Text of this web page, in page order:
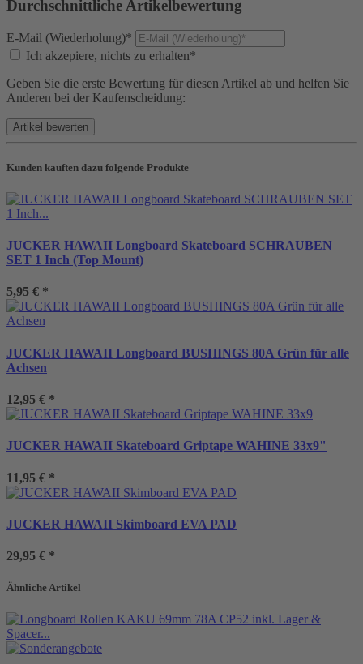
Durchschnittliche Artikelbewertung
E-Mail (Wiederholung)*
Ich akzepiere, nichts zu erhalten*
Geben Sie die erste Bewertung für diesen Artikel ab und helfen Sie
Anderen bei der Kaufenscheidung:
Kunden kauften dazu folgende Produkte
JUCKER HAWAII Longboard Skateboard SCHRAUBEN
SET 1 Inch (Top Mount)
5,95 € *
JUCKER HAWAII Longboard BUSHINGS 80A Grün für alle
Achsen
12,95 € *
JUCKER HAWAII Skateboard Griptape WAHINE 33x9"
11,95 € *
JUCKER HAWAII Skimboard EVA PAD
29,95 € *
Ähnliche Artikel